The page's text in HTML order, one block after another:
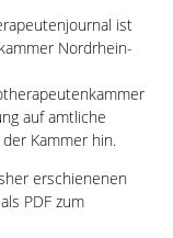
ist
Nordrhein-
auf amtliche
Kammer hin.
erschienenen
PDF zum